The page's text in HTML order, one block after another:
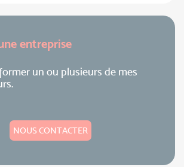
entreprise
un ou plusieurs de mes
NOUS CONTACTER